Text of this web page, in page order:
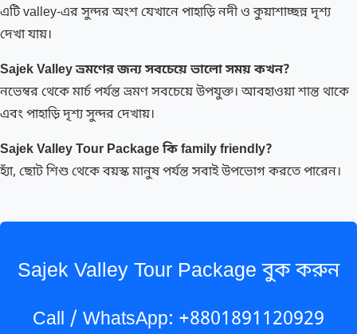
এটি valley-এর সুন্দর অংশ যেখানে পাহাড়ি নদী ও কুয়াশাচ্ছন্ন দৃশ্য
দেখা যায়।
Sajek Valley ভ্রমণের জন্য সবচেয়ে ভালো সময় কখন?
নভেম্বর থেকে মার্চ পর্যন্ত ভ্রমণ সবচেয়ে উপযুক্ত। আবহাওয়া শান্ত থাকে
এবং পাহাড়ি দৃশ্য সুন্দর দেখায়।
Sajek Valley Tour Package কি family friendly?
হ্যাঁ, ছোট শিশু থেকে বয়স্ক মানুষ পর্যন্ত সবাই উপভোগ করতে পারেন।
Sajek Valley Tour Package বুক করুন
Call / WhatsApp: +8801891120929